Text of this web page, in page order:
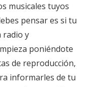
musicales tuyos
pensar es si tu
radio y
poniéndote
de reproducción,
informarles de tu